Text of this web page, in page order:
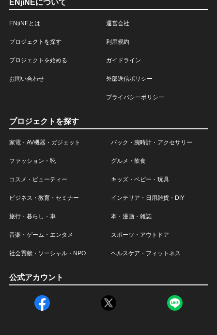
ENjiNEについて
ENjiNEとは
プロジェクトを探す
プロジェクトを始める
お問い合わせ
運営会社
利用規約
ガイドライン
外部送信ポリシー
プライバシーポリシー
プロジェクトを探す
家電・AV機器・ガジェット バック・腕時計・アクセサリー
ファッション・靴 グルメ・飲食
コスメ・ビューティー キッズ・ベビー・玩具
ビジネス・教育・セミナー インテリア・日用雑貨・DIY
旅行・暮らし・車 本・漫画・雑誌
音楽・ゲーム・エンタメ スポーツ・アウトドア
社会貢献・ソーシャル・NPO ヘルスケア・フィットネス
公式アカウント